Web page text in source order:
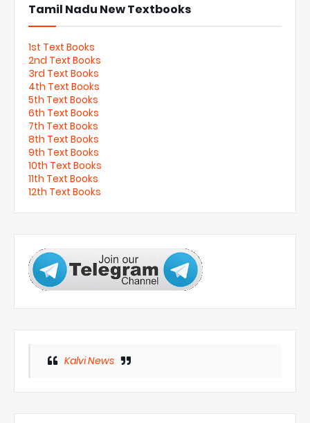
Tamil Nadu New Textbooks
1st Text Books
2nd Text Books
3rd Text Books
4th Text Books
5th Text Books
6th Text Books
7th Text Books
8th Text Books
9th Text Books
10th Text Books
11th Text Books
12th Text Books
Kalvi News